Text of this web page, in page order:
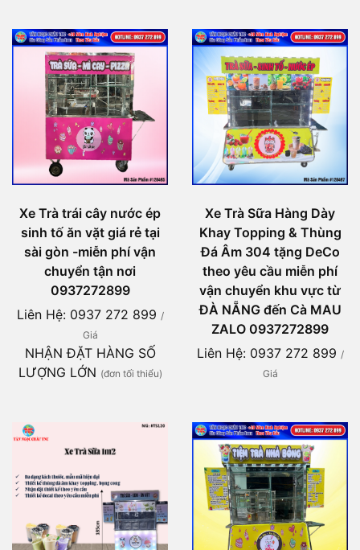
Xe Trà trái cây nước ép
sinh tố ăn vặt giá rẻ tại
sài gòn -miễn phí vận
chuyển tận nơi
0937272899
Liên Hệ: 0937 272 899 /
Giá
NHẬN ĐẶT HÀNG SỐ
LƯỢNG LỚN (đơn tối thiểu)
Xe Trà Sữa Hàng Dày
Khay Topping & Thùng
Đá Âm 304 tặng DeCo
theo yêu cầu miễn phí
vận chuyển khu vực từ
ĐÀ NẴNG đến Cà MAU
ZALO 0937272899
Liên Hệ: 0937 272 899 /
Giá